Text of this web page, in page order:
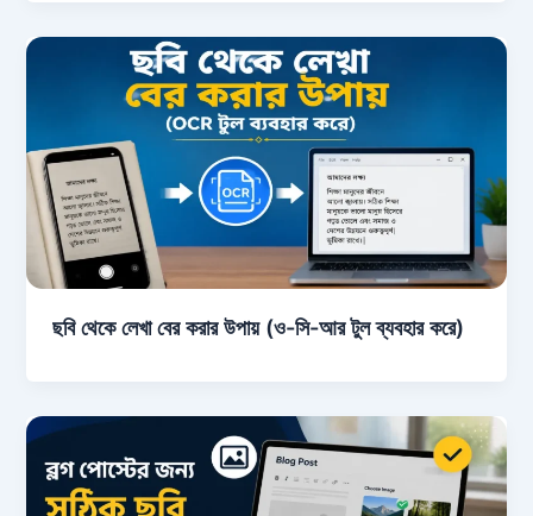
ছবি থেকে লেখা বের করার উপায় (ও-সি-আর টুল ব্যবহার করে)